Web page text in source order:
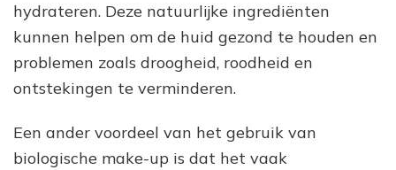
hydrateren. Deze natuurlijke ingrediënten
kunnen helpen om de huid gezond te houden en
problemen zoals droogheid, roodheid en
ontstekingen te verminderen.
Een ander voordeel van het gebruik van
biologische make-up is dat het vaak